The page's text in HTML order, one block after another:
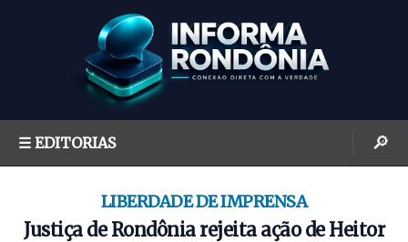
☰ EDITORIAS 🔎
LIBERDADE DE IMPRENSA
Justiça de Rondônia rejeita ação de Heitor